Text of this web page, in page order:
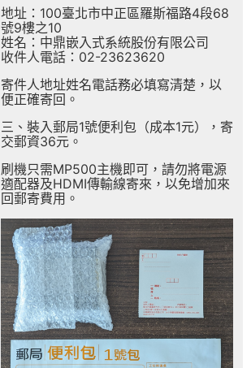
地址：100臺北市中正區羅斯福路4段68
號9樓之10
姓名：中鼎嵌入式系統股份有限公司
收件人電話：02-23623620
寄件人地址姓名電話務必填寫清楚，以
便正確寄回。
三、裝入郵局1號便利包（成本1元），寄
交郵資36元。
刷機只需MP500主機即可，請勿將電源
適配器及HDMI傳輸線寄來，以免增加來
回郵寄費用。